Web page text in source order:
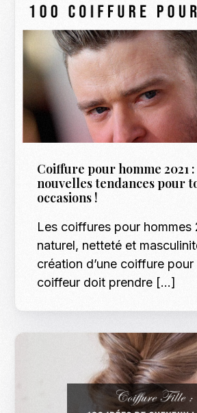
Coiffure pour homme 2021 :
nouvelles tendances pour
occasions !
Les coiffures pour hommes
naturel, netteté et
création d’une coiffure pour
coiffeur doit prendre […]